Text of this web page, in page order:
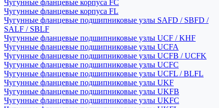
Чугунные фланцевые корпуса FC
Чугунные фланцевые корпуса FL
Чугунные фланцевые подшипниковые узлы SAFD / SBFD /
SALF / SBLF
Чугунные фланцевые подшипниковые узлы UCF / KHF
Чугунные фланцевые подшипниковые узлы UCFA
Чугунные фланцевые подшипниковые узлы UCFB / UCFK
Чугунные фланцевые подшипниковые узлы UCFC
Чугунные фланцевые подшипниковые узлы UCFL / BLFL
Чугунные фланцевые подшипниковые узлы UKF
Чугунные фланцевые подшипниковые узлы UKFB
Чугунные фланцевые подшипниковые узлы UKFC